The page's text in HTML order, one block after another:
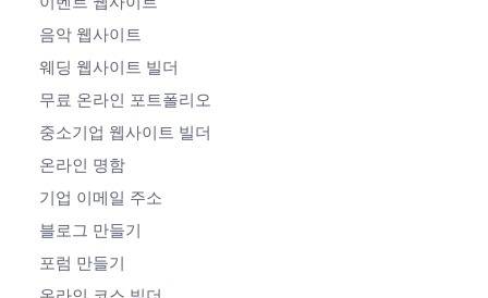
음악 웹사이트
웨딩 웹사이트 빌더
무료 온라인 포트폴리오
중소기업 웹사이트 빌더
온라인 명함
기업 이메일 주소
블로그 만들기
포럼 만들기